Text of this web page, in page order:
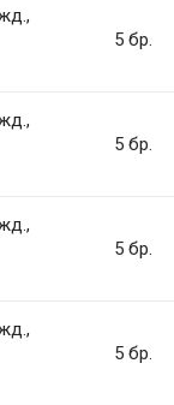
5 бр.
5 бр.
5 бр.
5 бр.